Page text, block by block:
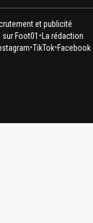
et publicité
Foot01 • La rédaction
•TikTok•Facebook